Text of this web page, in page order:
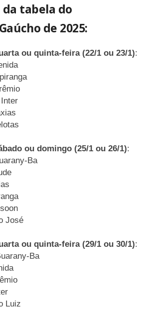
tabela do
de 2025:
ou quinta-feira (22/1 ou 23/1):
ou domingo (25/1 ou 26/1):
Ba
José
ou quinta-feira (29/1 ou 30/1):
Ba
Luiz